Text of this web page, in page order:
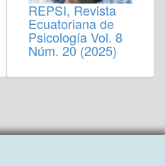
REPSI, Revista
Ecuatoriana de
Psicología Vol. 8
Núm. 20 (2025)